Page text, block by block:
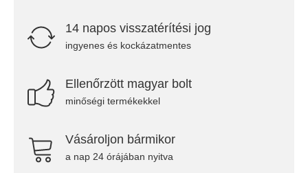
14 napos visszatérítési jog
ingyenes és kockázatmentes
Ellenőrzött magyar bolt
minőségi termékekkel
Vásároljon bármikor
a nap 24 órájában nyitva